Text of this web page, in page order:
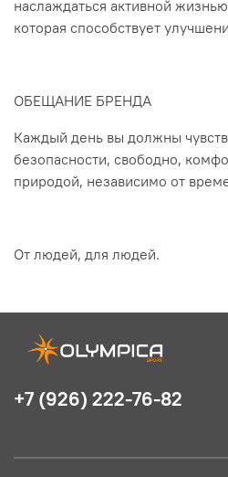
наслаждаться активной
которая способствует
ОБЕЩАНИЕ БРЕНДА
Каждый день вы должны
безопасности, свободно,
природой, независимо от
От людей, для людей.
+7 (926) 222-76-82